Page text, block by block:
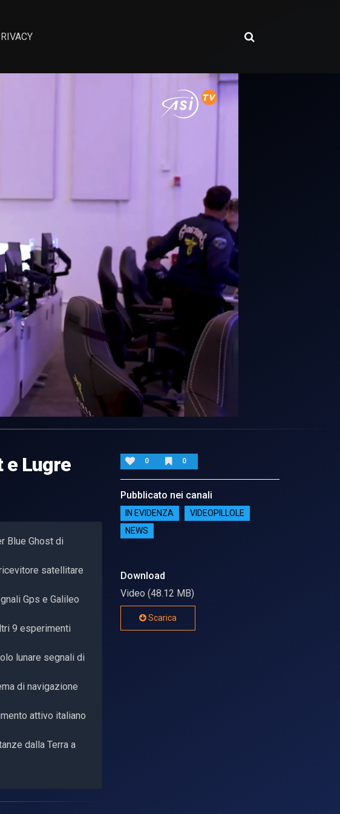
e Lugre
Blue Ghost di
satellitare
Gps e Galileo
9 esperimenti
lunare segnali di
di navigazione
attivo italiano
dalla Terra a
0 0
Pubblicato nei canali
IN EVIDENZA
VIDEOPILLOLE
NEWS
Download
Video (48.12 MB)
Scarica